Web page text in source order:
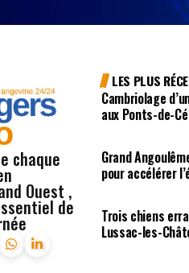
chaque
Ouest ,
de
LES PLUS
Cambriolage
aux Ponts-de-
Grand
pour accélérer
Trois chiens
Lussac-les-